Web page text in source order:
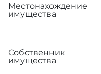
Местонахождение
имущества
Собственник
имущества